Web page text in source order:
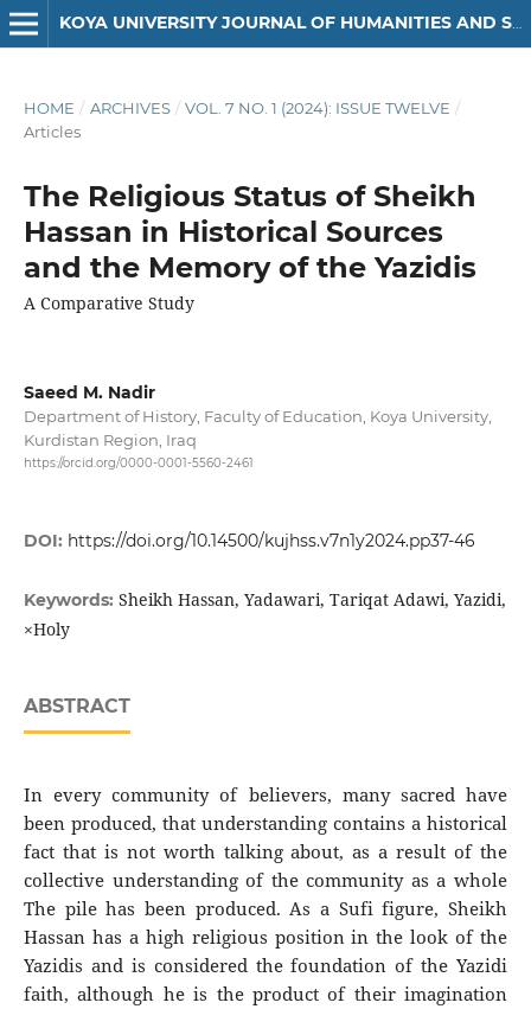
KOYA UNIVERSITY JOURNAL OF HUMANITIES AND SOCIAL SCIENCES
HOME / ARCHIVES / VOL. 7 NO. 1 (2024): ISSUE TWELVE /
Articles
The Religious Status of Sheikh
Hassan in Historical Sources
and the Memory of the Yazidis
A Comparative Study
Saeed M. Nadir
Department of History, Faculty of Education, Koya University,
Kurdistan Region, Iraq
https://orcid.org/0000-0001-5560-2461
DOI: https://doi.org/10.14500/kujhss.v7n1y2024.pp37-46
Keywords: Sheikh Hassan, Yadawari, Tariqat Adawi, Yazidi,
×Holy
ABSTRACT
In every community of believers, many sacred have
been produced, that understanding contains a historical
fact that is not worth talking about, as a result of the
collective understanding of the community as a whole
The pile has been produced. As a Sufi figure, Sheikh
Hassan has a high religious position in the look of the
Yazidis and is considered the foundation of the Yazidi
faith, although he is the product of their imagination